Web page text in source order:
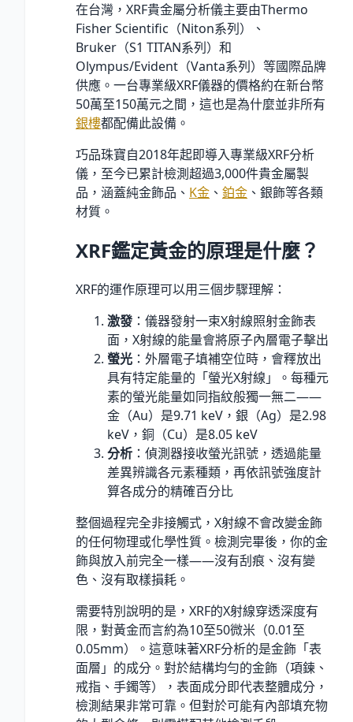
在台灣，XRF貴金屬分析儀主要由Thermo
Fisher Scientific（Niton系列）、
Bruker（S1 TITAN系列）和
Olympus/Evident（Vanta系列）等國際品牌
供應。一台專業級XRF儀器的價格約在新台幣
50萬至150萬元之間，這也是為什麼並非所有
銀樓都配備此設備。
巧品珠寶自2018年起即導入專業級XRF分析
儀，至今已累計檢測超過3,000件貴金屬製
品，涵蓋純金飾品、 K金 、 鉑金 、銀飾等各類
材質。
XRF鑑定黃金的原理是什麼？
XRF的運作原理可以用三個步驟理解：
激發 ：儀器發射一束X射線照射金飾表
面，X射線的能量會將原子內層電子擊出
螢光 ：外層電子填補空位時，會釋放出
具有特定能量的「螢光X射線」。每種元
素的螢光能量如同指紋般獨一無二——
金（Au）是9.71 keV，銀（Ag）是2.98
keV，銅（Cu）是8.05 keV
分析 ：偵測器接收螢光訊號，透過能量
差異辨識各元素種類，再依訊號強度計
算各成分的精確百分比
整個過程完全非接觸式，X射線不會改變金飾
的任何物理或化學性質。檢測完畢後，你的金
飾與放入前完全一樣——沒有刮痕、沒有變
色、沒有取樣損耗。
需要特別說明的是，XRF的X射線穿透深度有
限，對黃金而言約為10至50微米（0.01至
0.05mm）。這意味著XRF分析的是金飾「表
面層」的成分。對於結構均勻的金飾（項鍊、
戒指、手鐲等），表面成分即代表整體成分，
檢測結果非常可靠。但對於可能有內部填充物